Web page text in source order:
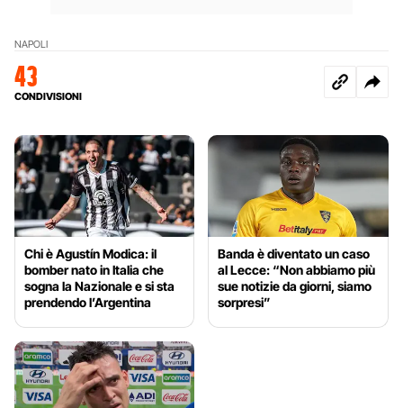
NAPOLI
43
CONDIVISIONI
Chi è Agustín Modica: il
bomber nato in Italia che
sogna la Nazionale e si sta
prendendo l’Argentina
Banda è diventato un caso
al Lecce: “Non abbiamo più
sue notizie da giorni, siamo
sorpresi”